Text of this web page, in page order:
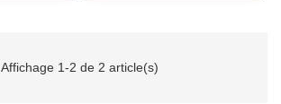
Affichage 1-2 de 2 article(s)